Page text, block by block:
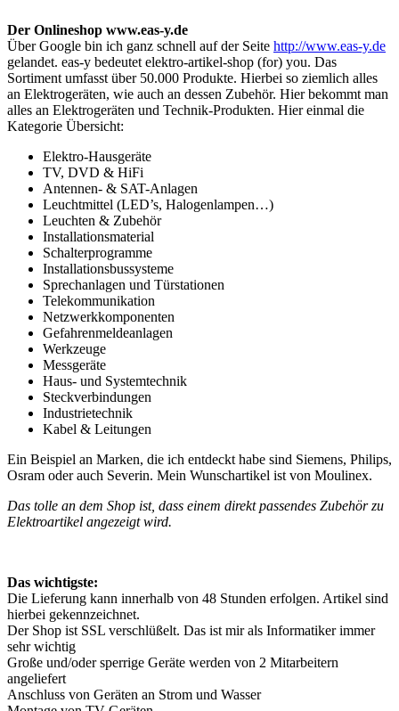
Der Onlineshop www.eas-y.de
Über Google bin ich ganz schnell auf der Seite http://www.eas-y.de
gelandet. eas-y bedeutet elektro-artikel-shop (for) you. Das
Sortiment umfasst über 50.000 Produkte. Hierbei so ziemlich alles
an Elektrogeräten, wie auch an dessen Zubehör. Hier bekommt man
alles an Elektrogeräten und Technik-Produkten. Hier einmal die
Kategorie Übersicht:
Elektro-Hausgeräte
TV, DVD & HiFi
Antennen- & SAT-Anlagen
Leuchtmittel (LED’s, Halogenlampen…)
Leuchten & Zubehör
Installationsmaterial
Schalterprogramme
Installationsbussysteme
Sprechanlagen und Türstationen
Telekommunikation
Netzwerkkomponenten
Gefahrenmeldeanlagen
Werkzeuge
Messgeräte
Haus- und Systemtechnik
Steckverbindungen
Industrietechnik
Kabel & Leitungen
Ein Beispiel an Marken, die ich entdeckt habe sind Siemens, Philips,
Osram oder auch Severin. Mein Wunschartikel ist von Moulinex.
Das tolle an dem Shop ist, dass einem direkt passendes Zubehör zu
Elektroartikel angezeigt wird.
Das wichtigste:
Die Lieferung kann innerhalb von 48 Stunden erfolgen. Artikel sind
hierbei gekennzeichnet.
Der Shop ist SSL verschlüßelt. Das ist mir als Informatiker immer
sehr wichtig
Große und/oder sperrige Geräte werden von 2 Mitarbeitern
angeliefert
Anschluss von Geräten an Strom und Wasser